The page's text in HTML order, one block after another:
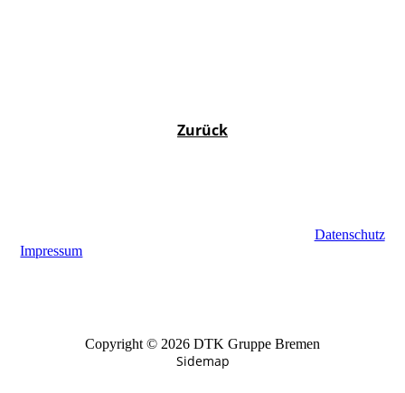
Zurück
Datenschutz
Impressum
Copyright © 2026 DTK Gruppe Bremen
Sidemap